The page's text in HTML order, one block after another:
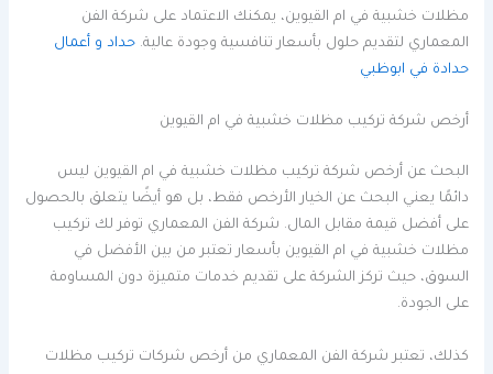
مظلات خشبية في ام القيوين، يمكنك الاعتماد على شركة الفن
المعماري لتقديم حلول بأسعار تنافسية وجودة عالية.حداد و أعمال
حدادة في ابوظبي
أرخص شركة تركيب مظلات خشبية في ام القيوين
البحث عن أرخص شركة تركيب مظلات خشبية في ام القيوين ليس
دائمًا يعني البحث عن الخيار الأرخص فقط، بل هو أيضًا يتعلق بالحصول
على أفضل قيمة مقابل المال. شركة الفن المعماري توفر لك تركيب
مظلات خشبية في ام القيوين بأسعار تعتبر من بين الأفضل في
السوق، حيث تركز الشركة على تقديم خدمات متميزة دون المساومة
على الجودة.
كذلك، تعتبر شركة الفن المعماري من أرخص شركات تركيب مظلات